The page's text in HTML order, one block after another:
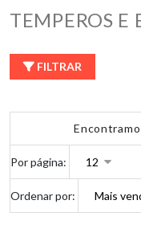
TEMPEROS E
FILTRAR
Por página:
Ordenar por: